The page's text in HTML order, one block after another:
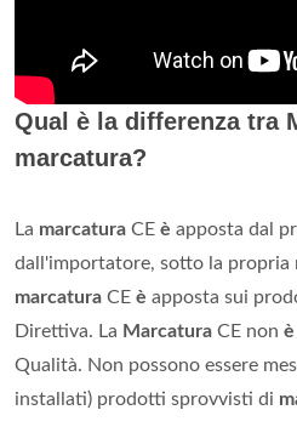
Qual è la differenza tra
marcatura?
La marcatura CE è apposta dal
dall'importatore, sotto la propria
marcatura CE è apposta sui
Direttiva. La Marcatura CE non è
Qualità. Non possono essere
installati) prodotti sprovvisti di